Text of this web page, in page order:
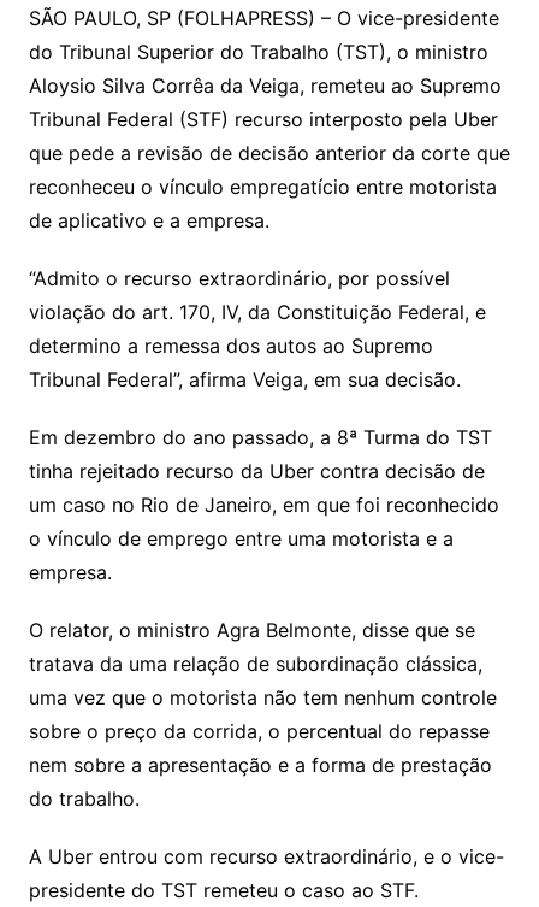
SÃO PAULO, SP (FOLHAPRESS) – O vice-presidente
do Tribunal Superior do Trabalho (TST), o ministro
Aloysio Silva Corrêa da Veiga, remeteu ao Supremo
Tribunal Federal (STF) recurso interposto pela Uber
que pede a revisão de decisão anterior da corte que
reconheceu o vínculo empregatício entre motorista
de aplicativo e a empresa.
“Admito o recurso extraordinário, por possível
violação do art. 170, IV, da Constituição Federal, e
determino a remessa dos autos ao Supremo
Tribunal Federal”, afirma Veiga, em sua decisão.
Em dezembro do ano passado, a 8ª Turma do TST
tinha rejeitado recurso da Uber contra decisão de
um caso no Rio de Janeiro, em que foi reconhecido
o vínculo de emprego entre uma motorista e a
empresa.
O relator, o ministro Agra Belmonte, disse que se
tratava da uma relação de subordinação clássica,
uma vez que o motorista não tem nenhum controle
sobre o preço da corrida, o percentual do repasse
nem sobre a apresentação e a forma de prestação
do trabalho.
A Uber entrou com recurso extraordinário, e o vice-
presidente do TST remeteu o caso ao STF.